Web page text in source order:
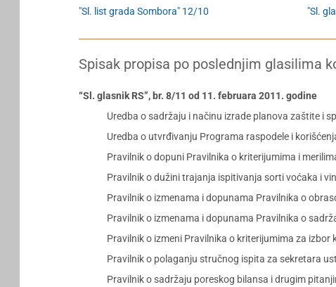
"Sl. list grada Sombora" 12/10
"Sl.
Spisak propisa po poslednjim glasilima
“Sl. glasnik RS”, br. 8/11 od 11. februara 2011. godine
Uredba o sadržaju i načinu izrade planova zaštite i
Uredba o utvrđivanju Programa raspodele i
Pravilnik o dopuni Pravilnika o kriterijumima i
Pravilnik o dužini trajanja ispitivanja sorti voćaka i
Pravilnik o izmenama i dopunama Pravilnika o
Pravilnik o izmenama i dopunama Pravilnika o
Pravilnik o izmeni Pravilnika o kriterijumima za
Pravilnik o polaganju stručnog ispita za sekretara
Pravilnik o sadržaju poreskog bilansa i drugim